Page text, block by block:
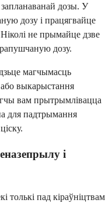
запланаванай дозы. У
дозу і працягвайце
не прымайце дзве
дозу.
магчымасць
выкарыстання
вам прытрымлівацца
для падтрымання
і
толькі пад кіраўніцтвам